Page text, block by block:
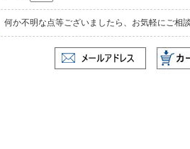
何か不明な点等ございましたら、お気軽にご相